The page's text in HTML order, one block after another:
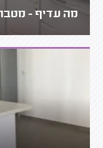
מה עדיף -